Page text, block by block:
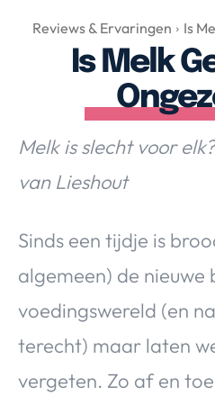
Over Valerie
Over
De
Travel
Reviews & Ervaringen Is
Is Melk
Melk is slecht voor
van Lieshout
Sinds een tijdje is
algemeen) de nieuwe
voedingswereld (en
terecht) maar laten
vergeten. Zo af en